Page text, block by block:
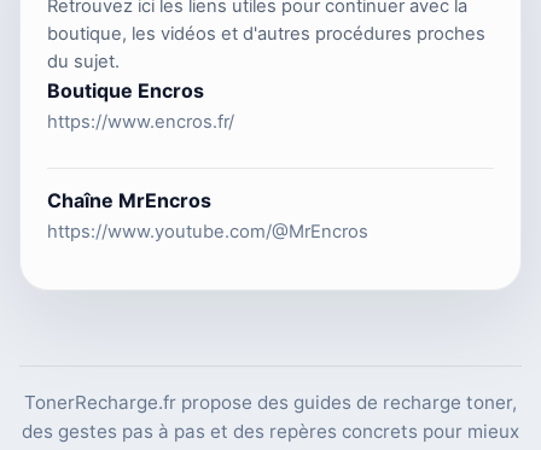
Retrouvez ici les liens utiles pour continuer avec la
boutique, les vidéos et d'autres procédures proches
du sujet.
Boutique Encros
https://www.encros.fr/
Chaîne MrEncros
https://www.youtube.com/@MrEncros
TonerRecharge.fr propose des guides de recharge toner,
des gestes pas à pas et des repères concrets pour mieux